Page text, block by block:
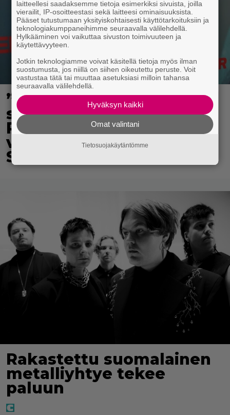
”Nukuimme kaikki viisi
samassa huoneessa” –
Renny Harlinin perhe
vietti unelmien kesän
Suomessa
Rakastettu suomalainen
metalliyhtye tekee
paluun
laitteellesi saadaksemme tietoja esimerkiksi sivuista, joilla
vierailit, IP-osoitteestasi sekä laitteesi ominaisuuksista.
Pääset tutustumaan yksityiskohtaisesti käyttötarkoituksiin ja
teknologiakumppaneihimme seuraavalla välilehdellä.
Hylkääminen voi vaikuttaa sivuston toimivuuteen ja
käytettävyyteen.
Jotkin teknologiamme voivat käsitellä tietoja myös ilman
suostumusta, jos niillä on siihen oikeutettu peruste. Voit
vastustaa tätä tai muuttaa asetuksiasi milloin tahansa
seuraavalla välilehdellä.
Hyväksyn kaikki
Omat valintani
Tietosuojakäytäntömme